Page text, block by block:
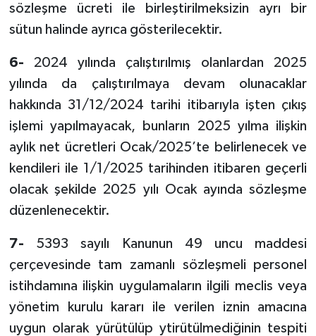
sözleşme ücreti ile birleştirilmeksizin ayrı bir
sütun halinde ayrıca gösterilecektir.
6- 2024 yılında çalıştırılmış olanlardan 2025
yılında da çalıştırılmaya devam olunacaklar
hakkında 31/12/2024 tarihi itibarıyla işten çıkış
işlemi yapılmayacak, bunların 2025 yılma ilişkin
aylık net ücretleri Ocak/2025’te belirlenecek ve
kendileri ile 1/1/2025 tarihinden itibaren geçerli
olacak şekilde 2025 yılı Ocak ayında sözleşme
düzenlenecektir.
7- 5393 sayılı Kanunun 49 uncu maddesi
çerçevesinde tam zamanlı sözleşmeli personel
istihdamına ilişkin uygulamaların ilgili meclis veya
yönetim kurulu kararı ile verilen iznin amacına
uygun olarak yürütülüp ytirütülmediğinin tespiti